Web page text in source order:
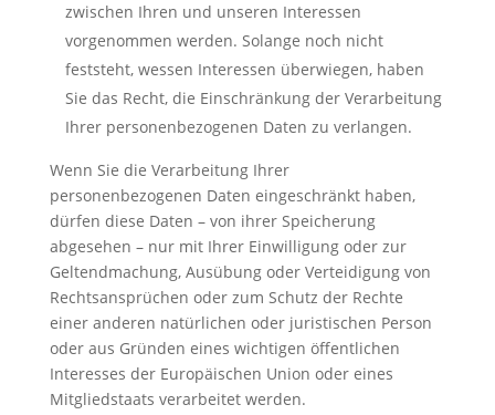
zwischen Ihren und unseren Interessen
vorgenommen werden. Solange noch nicht
feststeht, wessen Interessen überwiegen, haben
Sie das Recht, die Einschränkung der Verarbeitung
Ihrer personenbezogenen Daten zu verlangen.
Wenn Sie die Verarbeitung Ihrer
personenbezogenen Daten eingeschränkt haben,
dürfen diese Daten – von ihrer Speicherung
abgesehen – nur mit Ihrer Einwilligung oder zur
Geltendmachung, Ausübung oder Verteidigung von
Rechtsansprüchen oder zum Schutz der Rechte
einer anderen natürlichen oder juristischen Person
oder aus Gründen eines wichtigen öffentlichen
Interesses der Europäischen Union oder eines
Mitgliedstaats verarbeitet werden.